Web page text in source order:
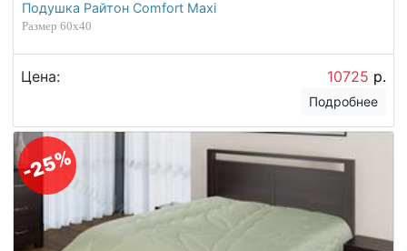
Подушка Райтон Comfort Maxi
Размер 60x40
Цена: 10725 р.
Подробнее
-25%